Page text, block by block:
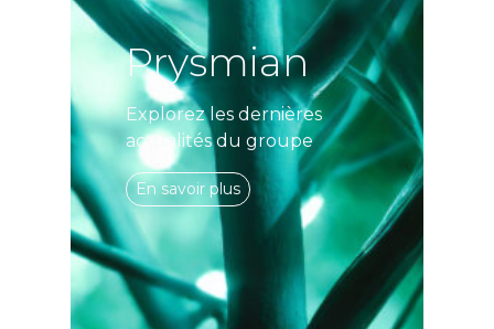
Prysmian
Explorez les dernières
actualités du groupe
En savoir plus